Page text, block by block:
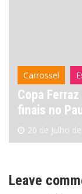
Carrossel
Copa
finais no
20 de julho
Leave